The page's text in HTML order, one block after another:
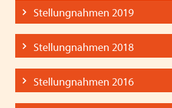
Stellungnahmen 2019
Stellungnahmen 2018
Stellungnahmen 2016